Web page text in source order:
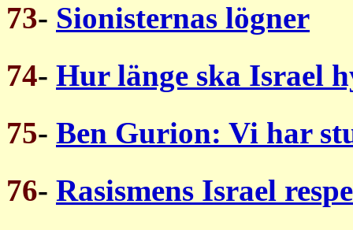
73- Sionisternas lögner
74- Hur länge ska Israel
75- Ben Gurion: Vi har
76- Rasismens Israel